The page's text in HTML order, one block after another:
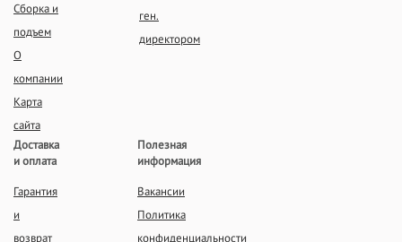
Сборка и
подъем
О
компании
Карта
сайта
ген.
директором
Доставка
и оплата
Гарантия
и
возврат
Полезная
информация
Вакансии
Политика
конфиденциальности